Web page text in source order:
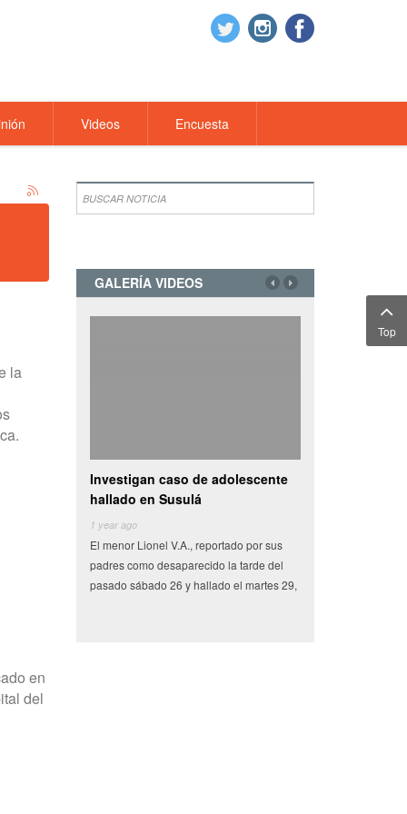
Videos Encuesta
la
en
del
GALERÍA VIDEOS
caso de adolescente
V.A., reportado por sus
desaparecido la tarde del
26 y hallado el martes 29,
Camioneta con vegetales choca y
se vuelva en centro de
Miles de pesos en frutas y verduras que
tenían como destino el municipio de
Conkal se perdieron en un siniestro vial
Top